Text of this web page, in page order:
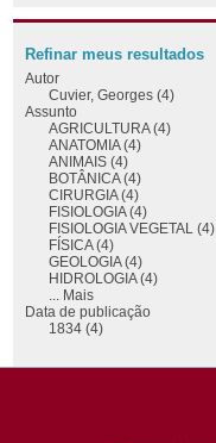
Refinar meus resultados
Autor
Cuvier, Georges (4)
Assunto
AGRICULTURA (4)
ANATOMIA (4)
ANIMAIS (4)
BOTÂNICA (4)
CIRURGIA (4)
FISIOLOGIA (4)
FISIOLOGIA VEGETAL (4)
FÍSICA (4)
GEOLOGIA (4)
HIDROLOGIA (4)
... Mais
Data de publicação
1834 (4)